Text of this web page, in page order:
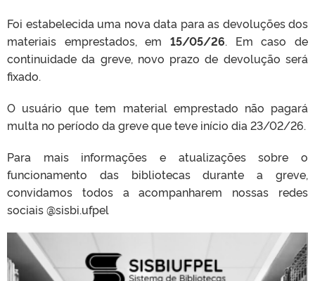
Foi estabelecida uma nova data para as devoluções dos
materiais emprestados, em 15/05/26. Em caso de
continuidade da greve, novo prazo de devolução será
fixado.
O usuário que tem material emprestado não pagará
multa no período da greve que teve início dia 23/02/26.
Para mais informações e atualizações sobre o
funcionamento das bibliotecas durante a greve,
convidamos todos a acompanharem nossas redes
sociais @sisbi.ufpel